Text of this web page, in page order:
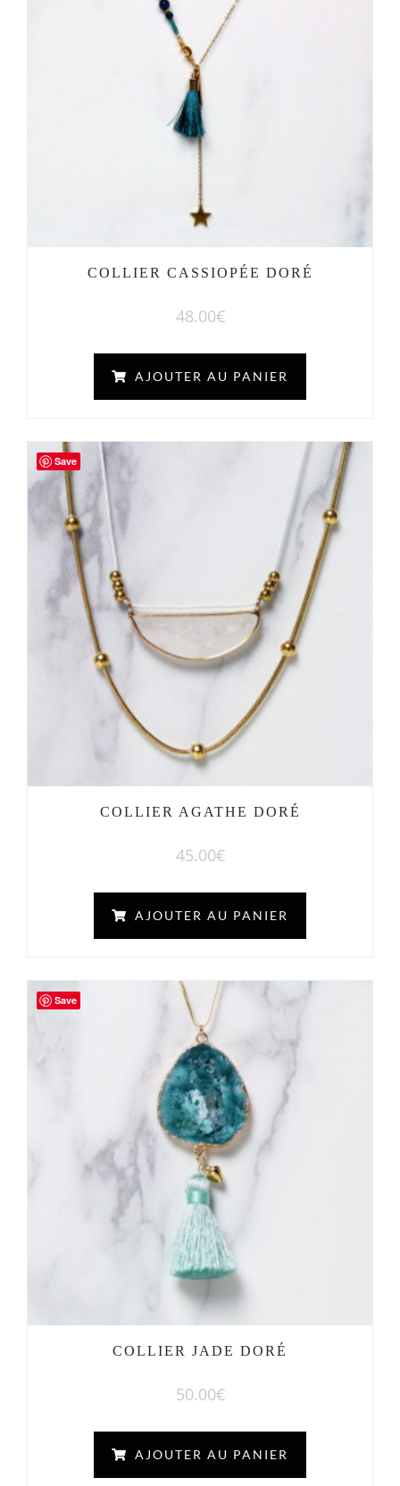
COLLIER CASSIOPÉE DORÉ
48.00€
AJOUTER AU PANIER
Save
COLLIER AGATHE DORÉ
45.00€
AJOUTER AU PANIER
Save
COLLIER JADE DORÉ
50.00€
AJOUTER AU PANIER